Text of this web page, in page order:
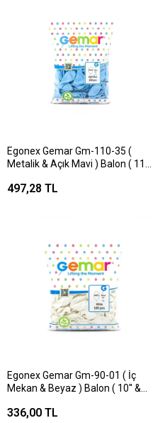
Egonex Gemar Gm-110-35 (
Metalik & Açık Mavi ) Balon ( 11''
497,28 TL
Egonex Gemar Gm-90-01 ( İç
Mekan & Beyaz ) Balon ( 10'' &
336,00 TL